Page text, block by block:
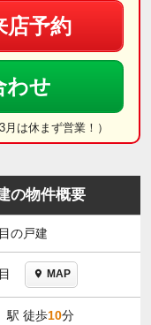
店予約
わせ
は休まず営業！）
の物件概要
の戸建
MAP
」駅 徒歩10分